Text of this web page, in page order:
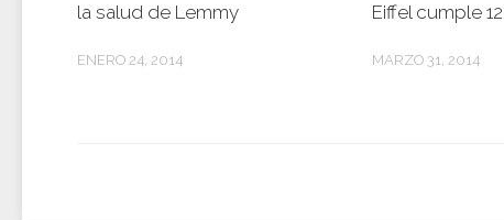
la salud de Lemmy
ENERO 24, 2014
Eiffel cumple
MARZO 31, 2014